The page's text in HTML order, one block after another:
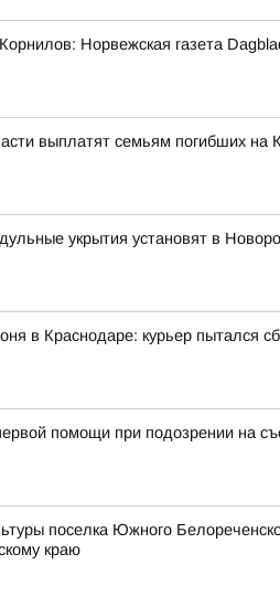
Норвежская газета
выплатят семьям погибших на
укрытия установят в
в Краснодаре: курьер пытался
помощи при подозрении на
поселка Южного
краю